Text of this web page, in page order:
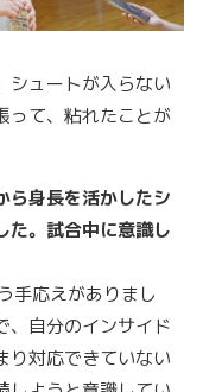
シュートが入らない
って、粘れたことが
ら身長を活かしたシ
た。試合中に意識し
手応えがありまし
、自分のインサイド
り対応できていない